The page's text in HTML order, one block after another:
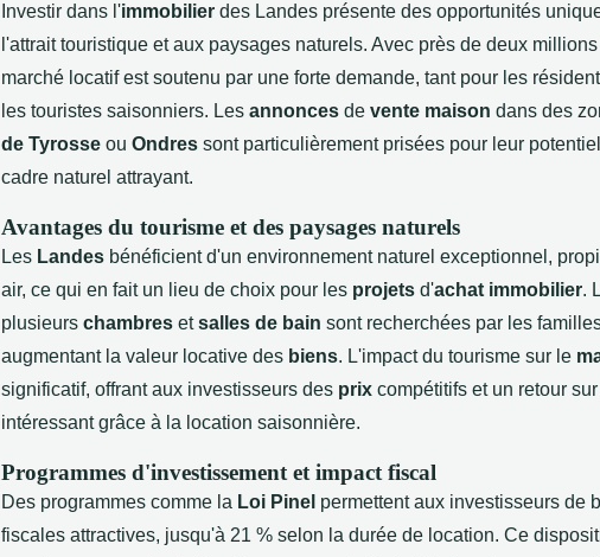
Investir dans l'immobilier des Landes présente des opportunités
l'attrait touristique et aux paysages naturels. Avec près de deux
marché locatif est soutenu par une forte demande, tant pour les
les touristes saisonniers. Les annonces de vente maison dans des
de Tyrosse ou Ondres sont particulièrement prisées pour leur
cadre naturel attrayant.
Avantages du tourisme et des paysages naturels
Les Landes bénéficient d'un environnement naturel exceptionnel,
air, ce qui en fait un lieu de choix pour les projets d'achat immobilier.
plusieurs chambres etsalles de bain sont recherchées par les
augmentant la valeur locative des biens. L'impact du tourisme sur le
significatif, offrant aux investisseurs des prix compétitifs et un retour
intéressant grâce à la location saisonnière.
Programmes d'investissement et impact fiscal
Des programmes comme la Loi Pinel permettent aux investisseurs de
fiscales attractives, jusqu'à 21 % selon la durée de location. Ce